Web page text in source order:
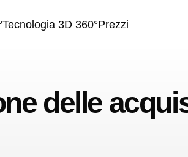
Tecnologia 3D 360°Prezzi
delle